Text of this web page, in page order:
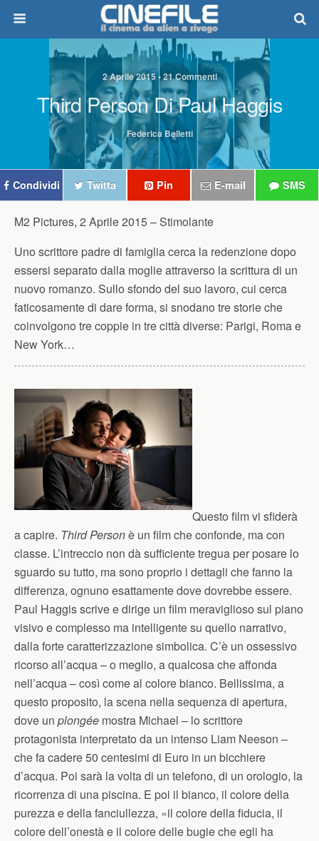
2 Aprile 2015 • 21 Commenti
Third Person Di Paul Haggis
Federica Belletti
Condividi Twitta Pin E-mail SMS
M2 Pictures, 2 Aprile 2015 – Stimolante
Uno scrittore padre di famiglia cerca la redenzione dopo
essersi separato dalla moglie attraverso la scrittura di un
nuovo romanzo. Sullo sfondo del suo lavoro, cui cerca
faticosamente di dare forma, si snodano tre storie che
coinvolgono tre coppie in tre città diverse: Parigi, Roma e
New York…
Questo film vi sfiderà
a capire. Third Personè un film che confonde, ma con
classe. L’intreccio non dà sufficiente tregua per posare lo
sguardo su tutto, ma sono proprio i dettagli che fanno la
differenza, ognuno esattamente dove dovrebbe essere.
Paul Haggis scrive e dirige un film meraviglioso sul piano
visivo e complesso ma intelligente su quello narrativo,
dalla forte caratterizzazione simbolica. C’è un ossessivo
ricorso all’acqua – o meglio, a qualcosa che affonda
nell’acqua – così come al colore bianco. Bellissima, a
questo proposito, la scena nella sequenza di apertura,
dove un plongée mostra Michael – lo scrittore
protagonista interpretato da un intenso Liam Neeson –
che fa cadere 50 centesimi di Euro in un bicchiere
d’acqua. Poi sarà la volta di un telefono, di un orologio, la
ricorrenza di una piscina. E poi il bianco, il colore della
purezza e della fanciullezza, «il colore della fiducia, il
colore dell’onestà e il colore delle bugie che egli ha